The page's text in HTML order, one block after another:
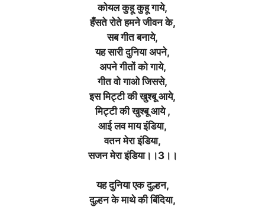
कोयल कुहू कुहू गाये,
हँसते रोते हमने जीवन के,
सब गीत बनाये,
यह सारी दुनिया अपने,
अपने गीतों को गाये,
गीत वो गाओ जिससे,
इस मिट्टी की खुश्बू आये,
मिट्टी की खुश्बू आये ,
आई लव माय इंडिया,
वतन मेरा इंडिया,
सजन मेरा इंडिया।।3।।
यह दुनिया एक दुल्हन,
दुल्हन के माथे की बिंदिया,